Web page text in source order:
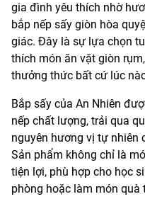
gia đình yêu thích nhờ
bắp nếp sấy giòn hòa
giác. Đây là sự lựa chọn
thích món ăn vặt giòn
thưởng thức bất cứ lúc
Bắp sấy của An Nhiên
nếp chất lượng, trải qua
nguyên hương vị tự nhiên
Sản phẩm không chỉ là
tiện lợi, phù hợp cho học
phòng hoặc làm món